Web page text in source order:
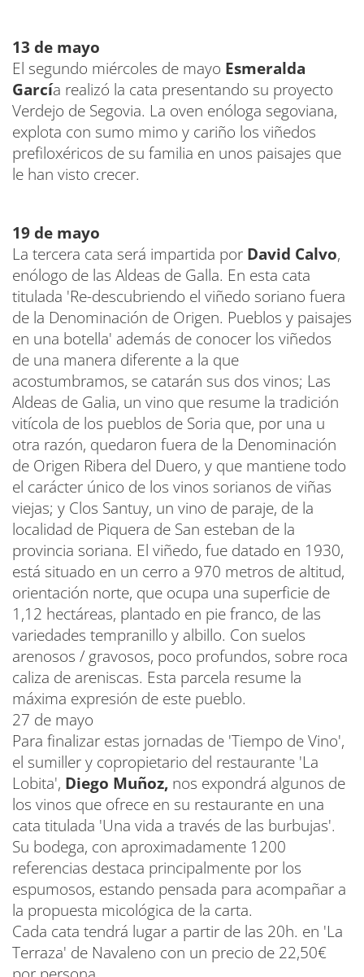
13 de mayo
El segundo miércoles de mayo Esmeralda
García realizó la cata presentando su proyecto
Verdejo de Segovia. La oven enóloga segoviana,
explota con sumo mimo y cariño los viñedos
prefiloxéricos de su familia en unos paisajes que
le han visto crecer.
19 de mayo
La tercera cata será impartida por David Calvo,
enólogo de las Aldeas de Galla. En esta cata
titulada 'Re-descubriendo el viñedo soriano fuera
de la Denominación de Origen. Pueblos y paisajes
en una botella' además de conocer los viñedos
de una manera diferente a la que
acostumbramos, se catarán sus dos vinos; Las
Aldeas de Galia, un vino que resume la tradición
vitícola de los pueblos de Soria que, por una u
otra razón, quedaron fuera de la Denominación
de Origen Ribera del Duero, y que mantiene todo
el carácter único de los vinos sorianos de viñas
viejas; y Clos Santuy, un vino de paraje, de la
localidad de Piquera de San esteban de la
provincia soriana. El viñedo, fue datado en 1930,
está situado en un cerro a 970 metros de altitud,
orientación norte, que ocupa una superficie de
1,12 hectáreas, plantado en pie franco, de las
variedades tempranillo y albillo. Con suelos
arenosos / gravosos, poco profundos, sobre roca
caliza de areniscas. Esta parcela resume la
máxima expresión de este pueblo.
27 de mayo
Para finalizar estas jornadas de 'Tiempo de Vino',
el sumiller y copropietario del restaurante 'La
Lobita', Diego Muñoz, nos expondrá algunos de
los vinos que ofrece en su restaurante en una
cata titulada 'Una vida a través de las burbujas'.
Su bodega, con aproximadamente 1200
referencias destaca principalmente por los
espumosos, estando pensada para acompañar a
la propuesta micológica de la carta.
Cada cata tendrá lugar a partir de las 20h. en 'La
Terraza' de Navaleno con un precio de 22,50€